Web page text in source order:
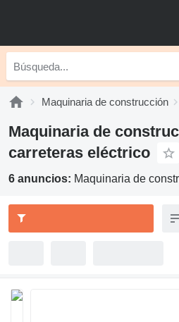
Maquinaria de construcción
Maquinaria de
carreteras eléctrico
6 anuncios: Maquinaria de